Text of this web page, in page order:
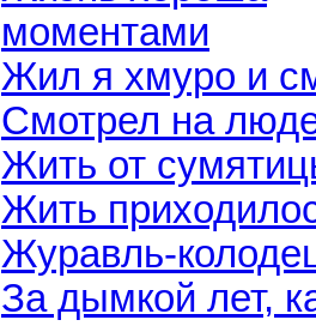
моментами
Жил я хмуро и
Смотрел на
Жить от
Жить
Журавль-
За дымкой лет,